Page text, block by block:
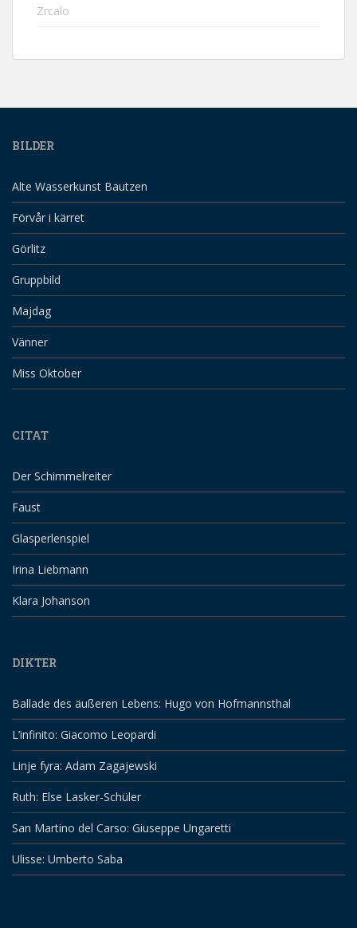
Zrcalo
BILDER
Alte Wasserkunst Bautzen
Förvår i kärret
Görlitz
Gruppbild
Majdag
Vänner
Miss Oktober
CITAT
Der Schimmelreiter
Faust
Glasperlenspiel
Irina Liebmann
Klara Johanson
DIKTER
Ballade des äußeren Lebens: Hugo von Hofmannsthal
L’infinito: Giacomo Leopardi
Linje fyra: Adam Zagajewski
Ruth: Else Lasker-Schüler
San Martino del Carso: Giuseppe Ungaretti
Ulisse: Umberto Saba